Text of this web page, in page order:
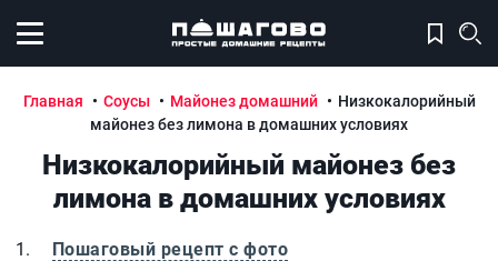
Открыть меню
Главная Соусы Майонез домашний
Низкокалорийный
майонез без лимона в домашних условиях
Низкокалорийный майонез без
лимона в домашних условиях
Пошаговый рецепт с фото